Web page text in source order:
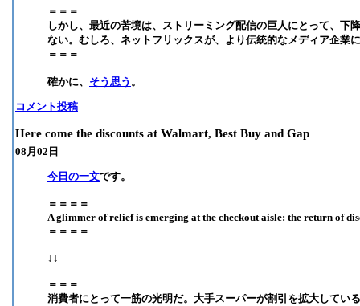
＝＝＝
しかし、最近の苦境は、ストリーミング配信の巨人にとって、下
ない。むしろ、ネットフリックスが、より伝統的なメディア企業
＝＝＝
確かに、 そう思う 。
コメント投稿
Here come the discounts at Walmart, Best Buy and Gap
08月02日
今日の一文です。
＝＝＝＝
A glimmer of relief is emerging at the checkout aisle: the return of
＝＝＝＝
↓↓
＝＝＝
消費者にとって一筋の光明だ。大手スーパーが割引を拡大してい